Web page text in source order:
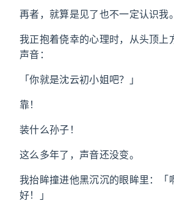
再者，就算是见了也不一定认识我。
我正抱着侥幸的心理时，从头顶上
声音：
「你就是沈云初小姐吧？」
靠！
装什么孙子！
这么多年了，声音还没变。
我抬眸撞进他黑沉沉的眼眸里：「
好！」